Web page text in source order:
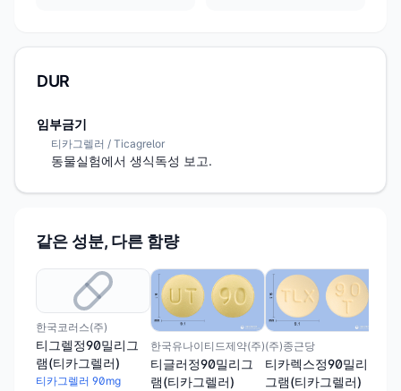
DUR
임부금기
티카그렐러 / Ticagrelor
동물실험에서 생식독성 보고.
같은 성분, 다른 함량
한국코러스(주)
티그렐정90밀리그
램(티카그렐러)
티카그렐러 90mg
한국유나이티드제약(주)
티글러정90밀리그
램(티카그렐러)
(주)종근당
티카렉스정90밀리
그램(티카그렐러)